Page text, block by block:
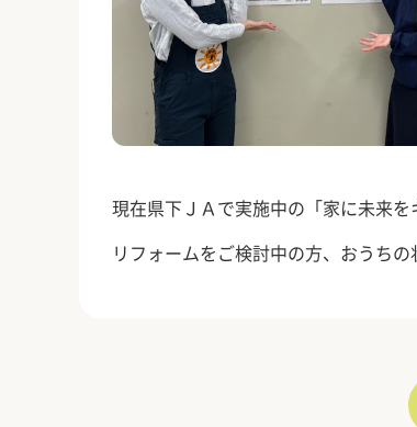
現在県下ＪＡで実施中の「家に未来
リフォームをご検討中の方、おうち